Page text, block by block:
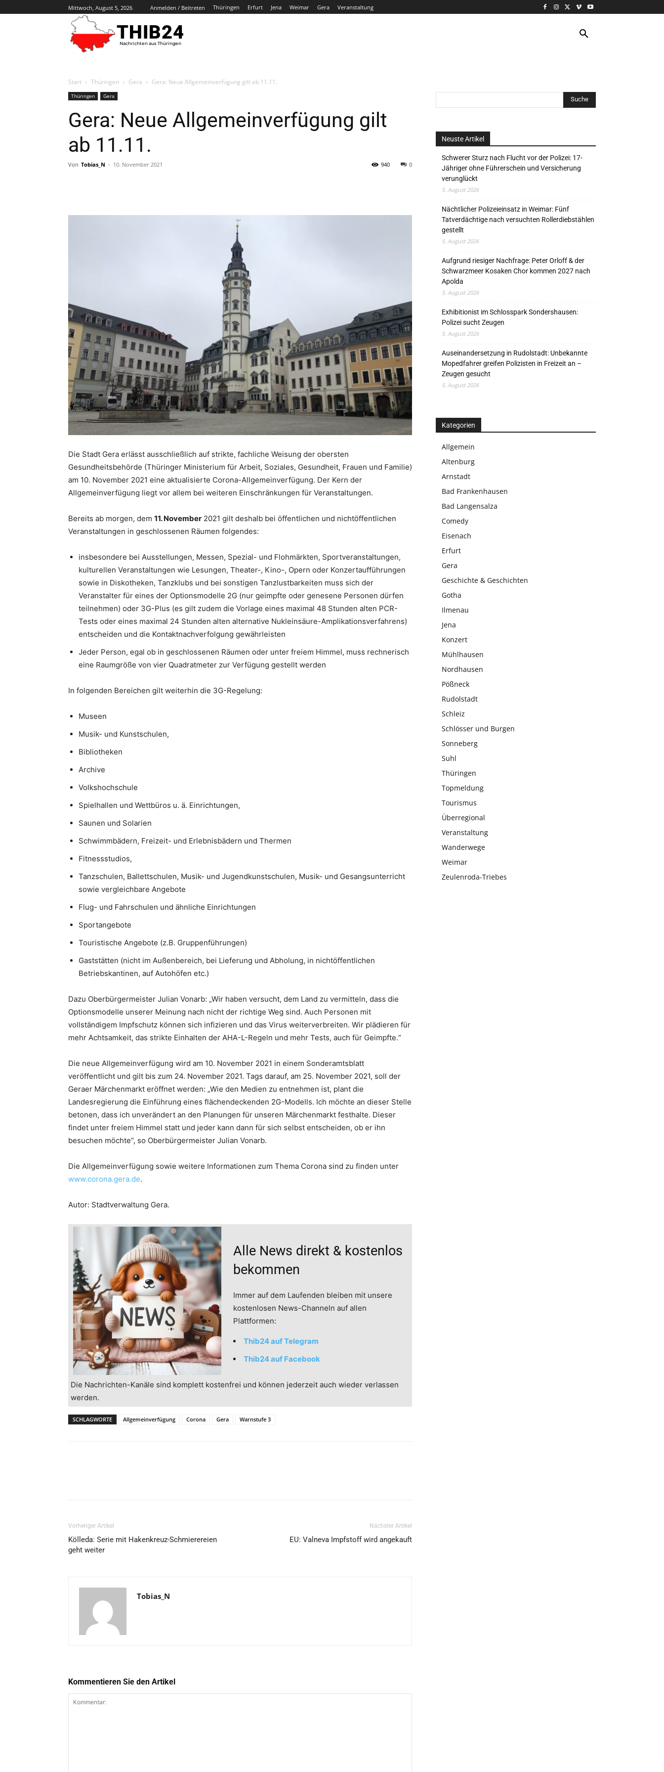
Mittwoch, August 5, 2026 Anmelden / Beitreten Thüringen Erfurt Jena Weimar Gera Veranstaltung
THIB24
Nachrichten aus Thüringen
Start Thüringen Gera Gera: Neue Allgemeinverfügung gilt ab 11.11.
Thüringen Gera
Gera: Neue Allgemeinverfügung gilt
ab 11.11.
Von Tobias_N - 10. November 2021 0
940
Die Stadt Gera erlässt ausschließlich auf strikte, fachliche Weisung der obersten
Gesundheitsbehörde (Thüringer Ministerium für Arbeit, Soziales, Gesundheit, Frauen und Familie)
am 10. November 2021 eine aktualisierte Corona-Allgemeinverfügung. Der Kern der
Allgemeinverfügung liegt vor allem bei weiteren Einschränkungen für Veranstaltungen.
Bereits ab morgen, dem 11. November 2021 gilt deshalb bei öffentlichen und nichtöffentlichen
Veranstaltungen in geschlossenen Räumen folgendes:
insbesondere bei Ausstellungen, Messen, Spezial- und Flohmärkten, Sportveranstaltungen,
kulturellen Veranstaltungen wie Lesungen, Theater-, Kino-, Opern oder Konzertaufführungen
sowie in Diskotheken, Tanzklubs und bei sonstigen Tanzlustbarkeiten muss sich der
Veranstalter für eines der Optionsmodelle 2G (nur geimpfte oder genesene Personen dürfen
teilnehmen) oder 3G-Plus (es gilt zudem die Vorlage eines maximal 48 Stunden alten PCR-
Tests oder eines maximal 24 Stunden alten alternative Nukleinsäure-Amplikationsverfahrens)
entscheiden und die Kontaktnachverfolgung gewährleisten
Jeder Person, egal ob in geschlossenen Räumen oder unter freiem Himmel, muss rechnerisch
eine Raumgröße von vier Quadratmeter zur Verfügung gestellt werden
In folgenden Bereichen gilt weiterhin die 3G-Regelung:
Museen
Musik- und Kunstschulen,
Bibliotheken
Archive
Volkshochschule
Spielhallen und Wettbüros u. ä. Einrichtungen,
Saunen und Solarien
Schwimmbädern, Freizeit- und Erlebnisbädern und Thermen
Fitnessstudios,
Tanzschulen, Ballettschulen, Musik- und Jugendkunstschulen, Musik- und Gesangsunterricht
sowie vergleichbare Angebote
Flug- und Fahrschulen und ähnliche Einrichtungen
Sportangebote
Touristische Angebote (z.B. Gruppenführungen)
Gaststätten (nicht im Außenbereich, bei Lieferung und Abholung, in nichtöffentlichen
Betriebskantinen, auf Autohöfen etc.)
Dazu Oberbürgermeister Julian Vonarb: „Wir haben versucht, dem Land zu vermitteln, dass die
Optionsmodelle unserer Meinung nach nicht der richtige Weg sind. Auch Personen mit
vollständigem Impfschutz können sich infizieren und das Virus weiterverbreiten. Wir plädieren für
mehr Achtsamkeit, das strikte Einhalten der AHA-L-Regeln und mehr Tests, auch für Geimpfte.“
Die neue Allgemeinverfügung wird am 10. November 2021 in einem Sonderamtsblatt
veröffentlicht und gilt bis zum 24. November 2021. Tags darauf, am 25. November 2021, soll der
Geraer Märchenmarkt eröffnet werden: „Wie den Medien zu entnehmen ist, plant die
Landesregierung die Einführung eines flächendeckenden 2G-Modells. Ich möchte an dieser Stelle
betonen, dass ich unverändert an den Planungen für unseren Märchenmarkt festhalte. Dieser
findet unter freiem Himmel statt und jeder kann dann für sich selbst entscheiden, ob er ihn
besuchen möchte“, so Oberbürgermeister Julian Vonarb.
Die Allgemeinverfügung sowie weitere Informationen zum Thema Corona sind zu finden unter
www.corona.gera.de.
Autor: Stadtverwaltung Gera.
Alle News direkt & kostenlos
bekommen
Immer auf dem Laufenden bleiben mit unsere
kostenlosen News-Channeln auf allen
Plattformen:
Thib24 auf Telegram
Thib24 auf Facebook
Die Nachrichten-Kanäle sind komplett kostenfrei und können jederzeit auch wieder verlassen
werden.
SCHLAGWORTE Allgemeinverfügung Corona Gera Warnstufe 3
Vorheriger Artikel
Kölleda: Serie mit Hakenkreuz-Schmierereien
geht weiter
Nächster Artikel
EU: Valneva Impfstoff wird angekauft
Tobias_N
Kommentieren Sie den Artikel
Neuste Artikel
Schwerer Sturz nach Flucht vor der Polizei: 17-
Jähriger ohne Führerschein und Versicherung
verunglückt
5. August 2026
Nächtlicher Polizeieinsatz in Weimar: Fünf
Tatverdächtige nach versuchten Rollerdiebstählen
gestellt
5. August 2026
Aufgrund riesiger Nachfrage: Peter Orloff & der
Schwarzmeer Kosaken Chor kommen 2027 nach
Apolda
5. August 2026
Exhibitionist im Schlosspark Sondershausen:
Polizei sucht Zeugen
5. August 2026
Auseinandersetzung in Rudolstadt: Unbekannte
Mopedfahrer greifen Polizisten in Freizeit an –
Zeugen gesucht
5. August 2026
Kategorien
Allgemein
Altenburg
Arnstadt
Bad Frankenhausen
Bad Langensalza
Comedy
Eisenach
Erfurt
Gera
Geschichte & Geschichten
Gotha
Ilmenau
Jena
Konzert
Mühlhausen
Nordhausen
Pößneck
Rudolstadt
Schleiz
Schlösser und Burgen
Sonneberg
Suhl
Thüringen
Topmeldung
Tourismus
Überregional
Veranstaltung
Wanderwege
Weimar
Zeulenroda-Triebes